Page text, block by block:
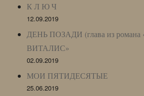
К Л Ю Ч
12.09.2019
ДЕНЬ ПОЗАДИ (глава из
ВИТАЛИС»
02.09.2019
МОИ ПЯТИДЕСЯТЫЕ
25.06.2019